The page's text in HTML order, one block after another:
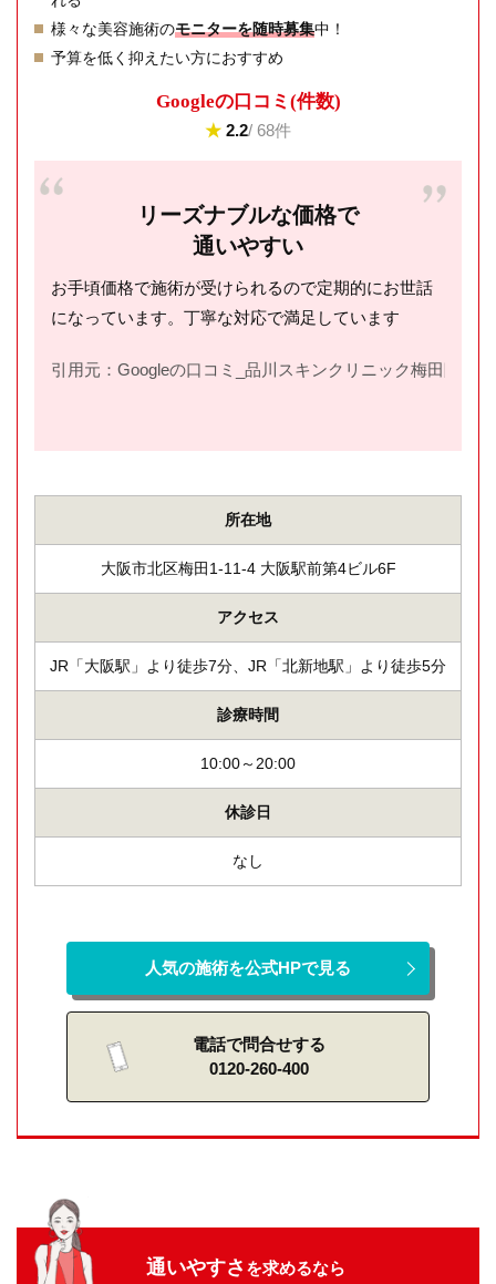
様々な美容施術のモニターを随時募集中！
予算を低く抑えたい方におすすめ
Googleの⼝コミ(件数)
★ 2.2/ 68件
リーズナブルな価格で
通いやすい
お手頃価格で施術が受けられるので定期的にお世話
になっています。丁寧な対応で満足しています
引用元：Googleの口コミ_品川スキンクリニック梅田院(
所在地
大阪市北区梅田1-11-4 大阪駅前第4ビル6F
アクセス
JR「大阪駅」より徒歩7分、JR「北新地駅」より徒歩5分
診療時間
10:00～20:00
休診日
なし
人気の施術を公式HPで見る
電話で問合せする
0120-260-400
通いやすさ を求めるなら